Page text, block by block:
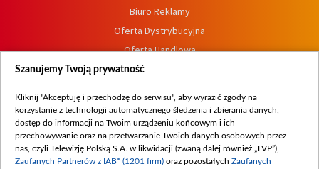
Biuro Reklamy
Oferta Dystrybucyjna
Oferta Handlowa
Dostępność
Procedura zgłoszeń wewnętrznych
Szanujemy Twoją prywatność
Kliknij "Akceptuję i przechodzę do serwisu", aby wyrazić zgody na
korzystanie z technologii automatycznego śledzenia i zbierania danych,
dostęp do informacji na Twoim urządzeniu końcowym i ich
przechowywanie oraz na przetwarzanie Twoich danych osobowych przez
nas, czyli Telewizję Polską S.A. w likwidacji (zwaną dalej również „TVP”),
Zaufanych Partnerów z IAB* (1201 firm) oraz pozostałych Zaufanych